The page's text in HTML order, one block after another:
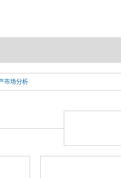
市场分析